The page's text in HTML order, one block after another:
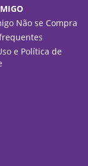
Não se Compra
e Política de